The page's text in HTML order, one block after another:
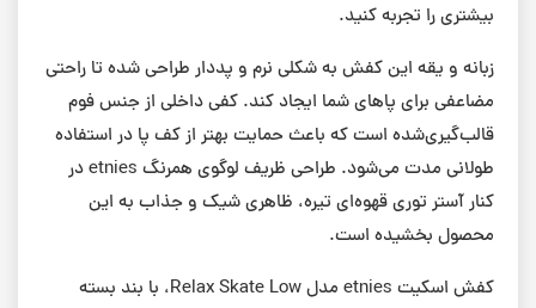
بیشتری را تجربه کنید.
زبانه و یقه این کفش به شکلی نرم و پددار طراحی شده تا راحتی
مضاعفی برای پاهای شما ایجاد کند. کفی داخلی از جنس فوم
قالب‌گیری‌شده است که باعث حمایت بهتر از کف پا در استفاده
طولانی مدت می‌شود. طراحی ظریف لوگوی همرنگ etnies در
کنار آستر توری قهوه‌ای تیره، ظاهری شیک و جذاب به این
محصول بخشیده است.
کفش اسکیت etnies مدل Relax Skate Low، با بند بسته